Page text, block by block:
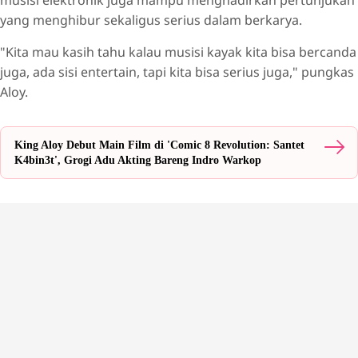
yang menghibur sekaligus serius dalam berkarya.
"Kita mau kasih tahu kalau musisi kayak kita bisa bercanda
juga, ada sisi entertain, tapi kita bisa serius juga," pungkas
Aloy.
King Aloy Debut Main Film di 'Comic 8 Revolution: Santet
K4bin3t', Grogi Adu Akting Bareng Indro Warkop